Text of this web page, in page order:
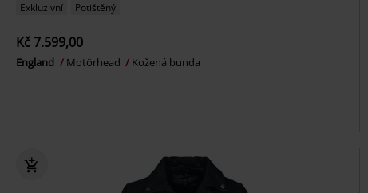
Exkluzivní Potištěný
Kč 7.599,00
England Motörhead Kožená bunda